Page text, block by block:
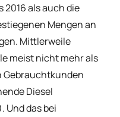
2016 als auch die
Mengen an
Mittlerweile
meist nicht mehr als
Gebrauchtkunden
Diesel
Und das bei